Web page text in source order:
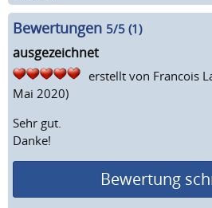
Bewertungen 5/5 (1)
ausgezeichnet
erstellt von Francois
Mai 2020)
Sehr gut.
Danke!
Bewertung